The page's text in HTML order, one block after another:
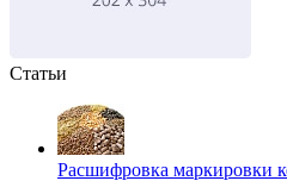
Статьи
Расшифровка маркировки